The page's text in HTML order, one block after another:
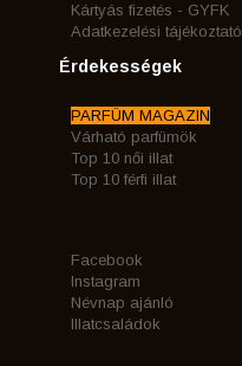
Kártyás fizetés - GYFK
Adatkezelési tájékoztató
Érdekességek
PARFÜM MAGAZIN
Várható parfümök
Top 10 női illat
Top 10 férfi illat
Facebook
Instagram
Névnap ajánló
Illatcsaládok